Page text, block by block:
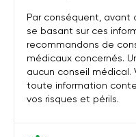
Par conséquent, avant
se basant sur ces
recommandons de
médicaux concernés.
aucun conseil médical.
toute information
vos risques et périls.